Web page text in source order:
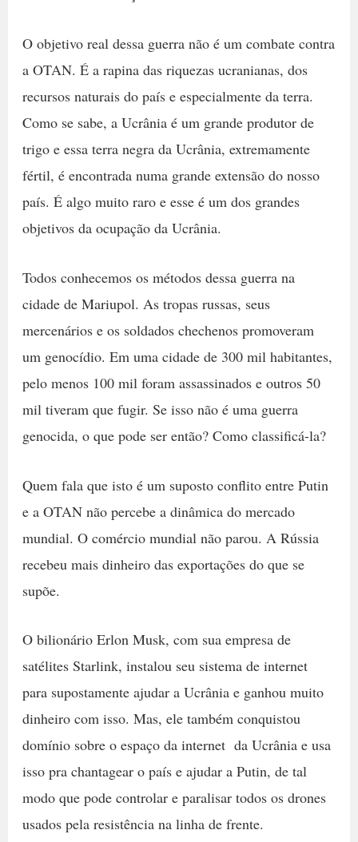
O objetivo real dessa guerra não é um combate contra
a OTAN. É a rapina das riquezas ucranianas, dos
recursos naturais do país e especialmente da terra.
Como se sabe, a Ucrânia é um grande produtor de
trigo e essa terra negra da Ucrânia, extremamente
fértil, é encontrada numa grande extensão do nosso
país. É algo muito raro e esse é um dos grandes
objetivos da ocupação da Ucrânia.
Todos conhecemos os métodos dessa guerra na
cidade de Mariupol. As tropas russas, seus
mercenários e os soldados chechenos promoveram
um genocídio. Em uma cidade de 300 mil habitantes,
pelo menos 100 mil foram assassinados e outros 50
mil tiveram que fugir. Se isso não é uma guerra
genocida, o que pode ser então? Como classificá-la?
Quem fala que isto é um suposto conflito entre Putin
e a OTAN não percebe a dinâmica do mercado
mundial. O comércio mundial não parou. A Rússia
recebeu mais dinheiro das exportações do que se
supõe.
O bilionário Erlon Musk, com sua empresa de
satélites Starlink, instalou seu sistema de internet
para supostamente ajudar a Ucrânia e ganhou muito
dinheiro com isso. Mas, ele também conquistou
domínio sobre o espaço da internet da Ucrânia e usa
isso pra chantagear o país e ajudar a Putin, de tal
modo que pode controlar e paralisar todos os drones
usados pela resistência na linha de frente.